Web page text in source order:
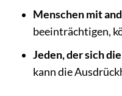
Menschen mit
beeinträchtigen,
Jeden, der sich
kann die